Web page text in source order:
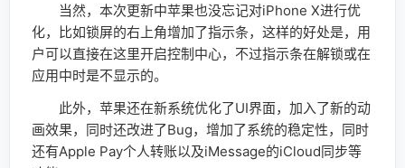
当然，本次更新中苹果也没忘记对iPhone X进行优
化，比如锁屏的右上角增加了指示条，这样的好处是，用
户可以直接在这里开启控制中心，不过指示条在解锁或在
应用中时是不显示的。
此外，苹果还在新系统优化了UI界面，加入了新的动
画效果，同时还改进了Bug，增加了系统的稳定性，同时
还有Apple Pay个人转账以及iMessage的iCloud同步等